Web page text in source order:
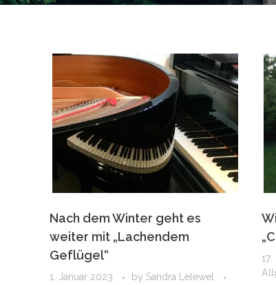
Nach dem Winter geht es
weiter mit „Lachendem
Geflügel“
1. Januar 2023 by Sandra Lelewel